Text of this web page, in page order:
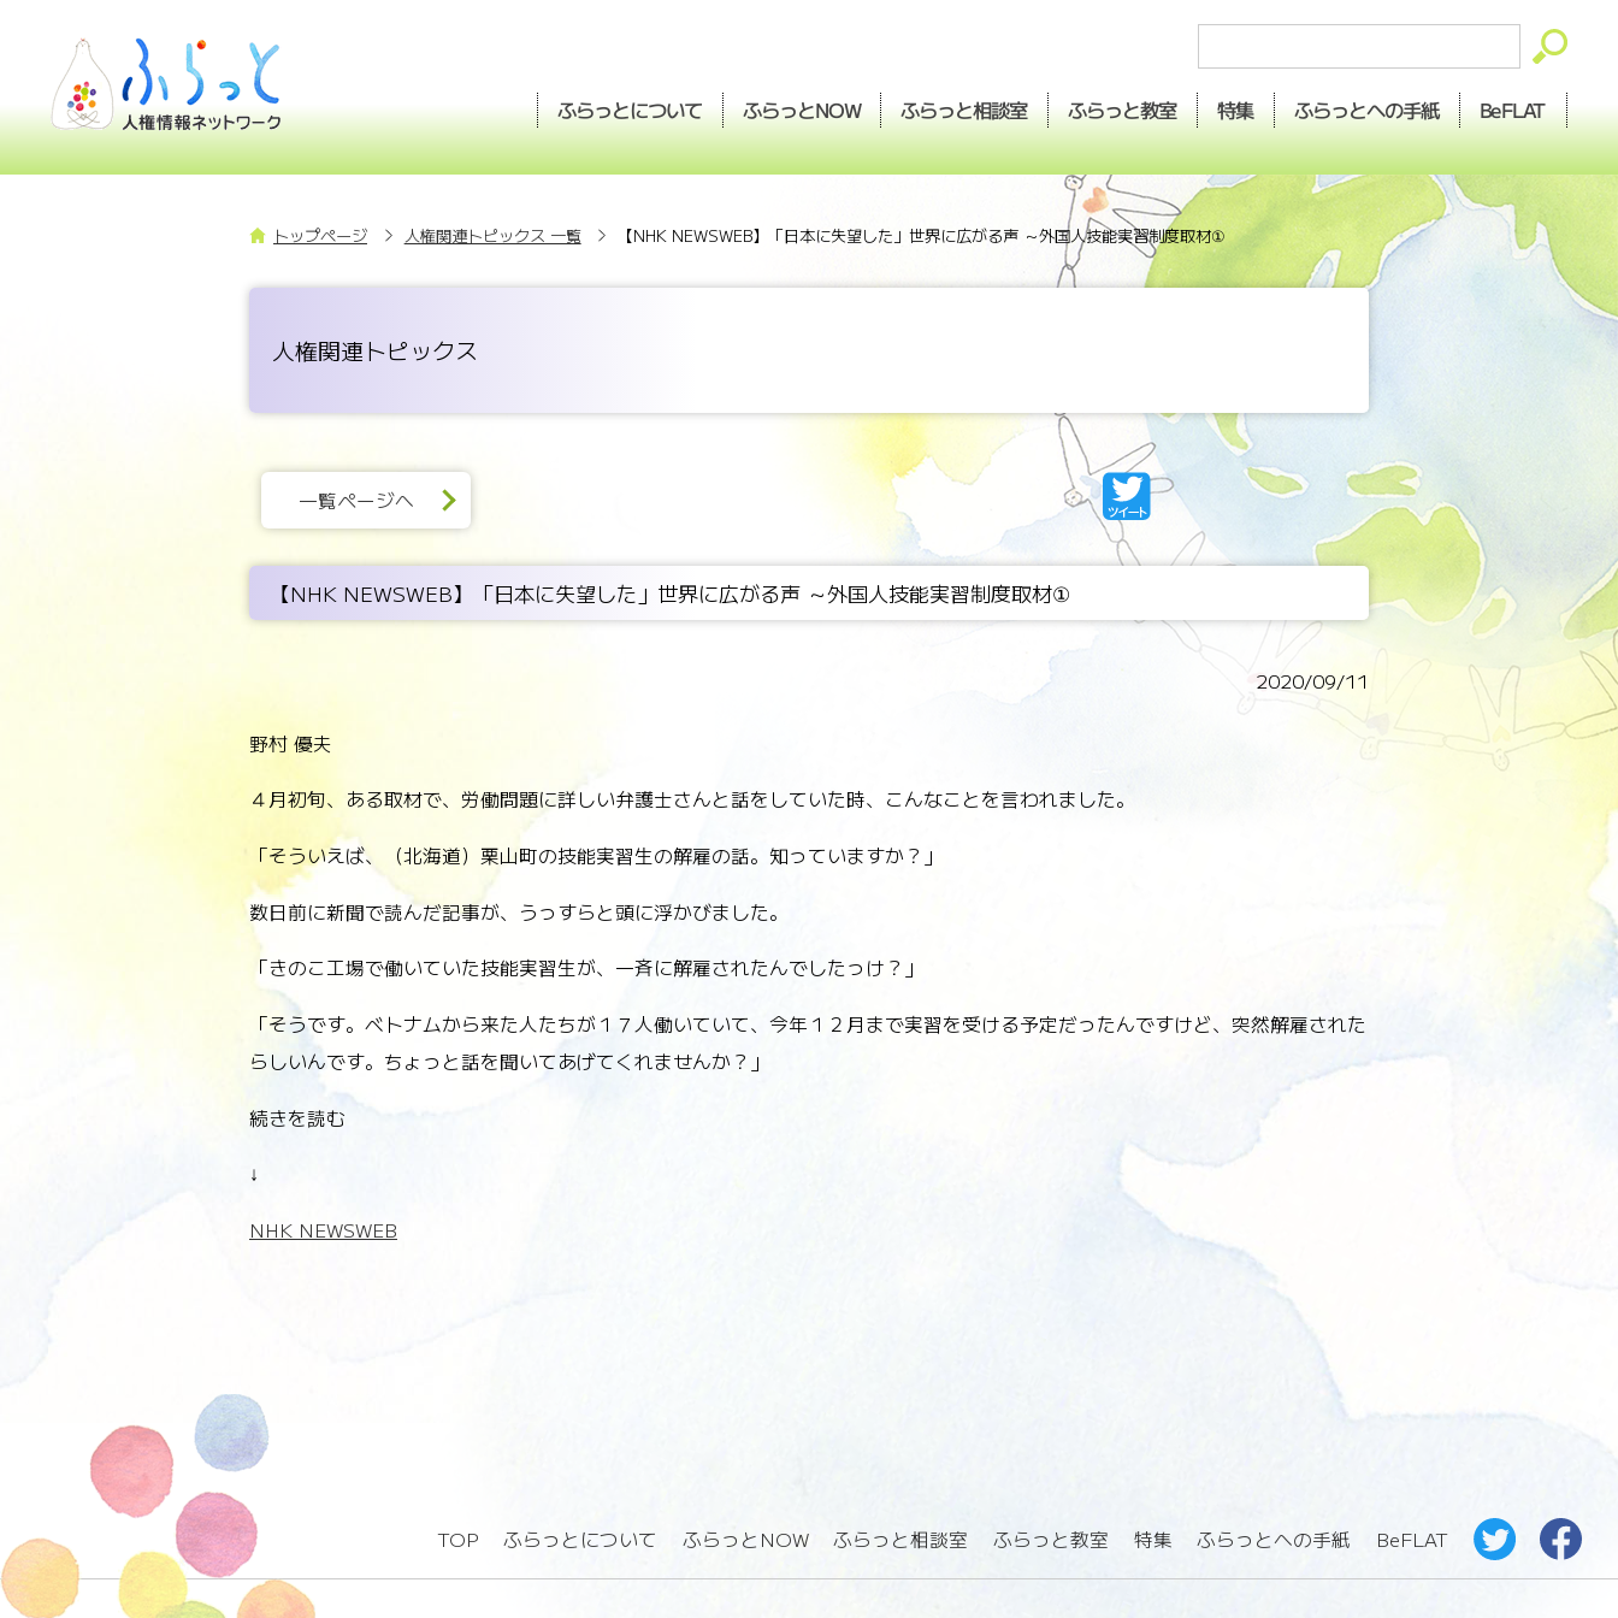
ふらっとについて ふらっとNOW ふらっと相談室 ふらっと教室 特集 ふらっとへの手紙 BeFLAT
トップページ 人権関連トピックス 一覧 【NHK NEWSWEB】「日本に失望した」世界に広がる声 ～外国人技能実習制度取材①
人権関連トピックス
一覧ページへ
【NHK NEWSWEB】「日本に失望した」世界に広がる声 ～外国人技能実習制度取材①
2020/09/11
野村 優夫
４月初旬、ある取材で、労働問題に詳しい弁護士さんと話をしていた時、こんなことを言われました。
「そういえば、（北海道）栗山町の技能実習生の解雇の話。知っていますか？」
数日前に新聞で読んだ記事が、うっすらと頭に浮かびました。
「きのこ工場で働いていた技能実習生が、一斉に解雇されたんでしたっけ？」
「そうです。ベトナムから来た人たちが１７人働いていて、今年１２月まで実習を受ける予定だったんですけど、突然解雇された
らしいんです。ちょっと話を聞いてあげてくれませんか？」
続きを読む
↓
NHK NEWSWEB
TOP ふらっとについて ふらっとNOW ふらっと相談室 ふらっと教室 特集 ふらっとへの手紙 BeFLAT